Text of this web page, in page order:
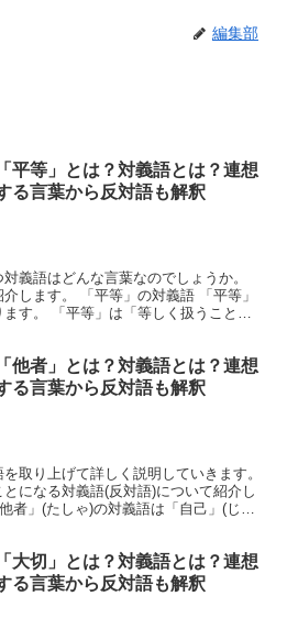
編集部
「平等」とは？対義語とは？連想
る言葉から反対語も解釈
義語はどんな言葉なのでしょうか。
します。 「平等」の対義語 「平等」
す。 「平等」は「等しく扱うこと」
「他者」とは？対義語とは？連想
る言葉から反対語も解釈
取り上げて詳しく説明していきます。
になる対義語(反対語)について紹介し
者」(たしゃ)の対義語は「自己」(じこ)
「大切」とは？対義語とは？連想
る言葉から反対語も解釈